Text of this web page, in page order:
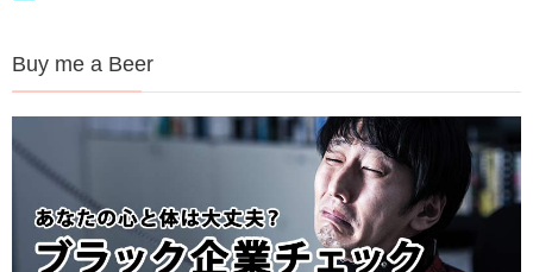
Buy me a Beer